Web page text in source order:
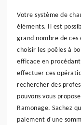
Votre système de
éléments. Il est
grand nombre de ces
choisir les poêles à
efficace en
effectuer ces
rechercher des
pouvons vous
Ramonage. Sachez
paiement d'une